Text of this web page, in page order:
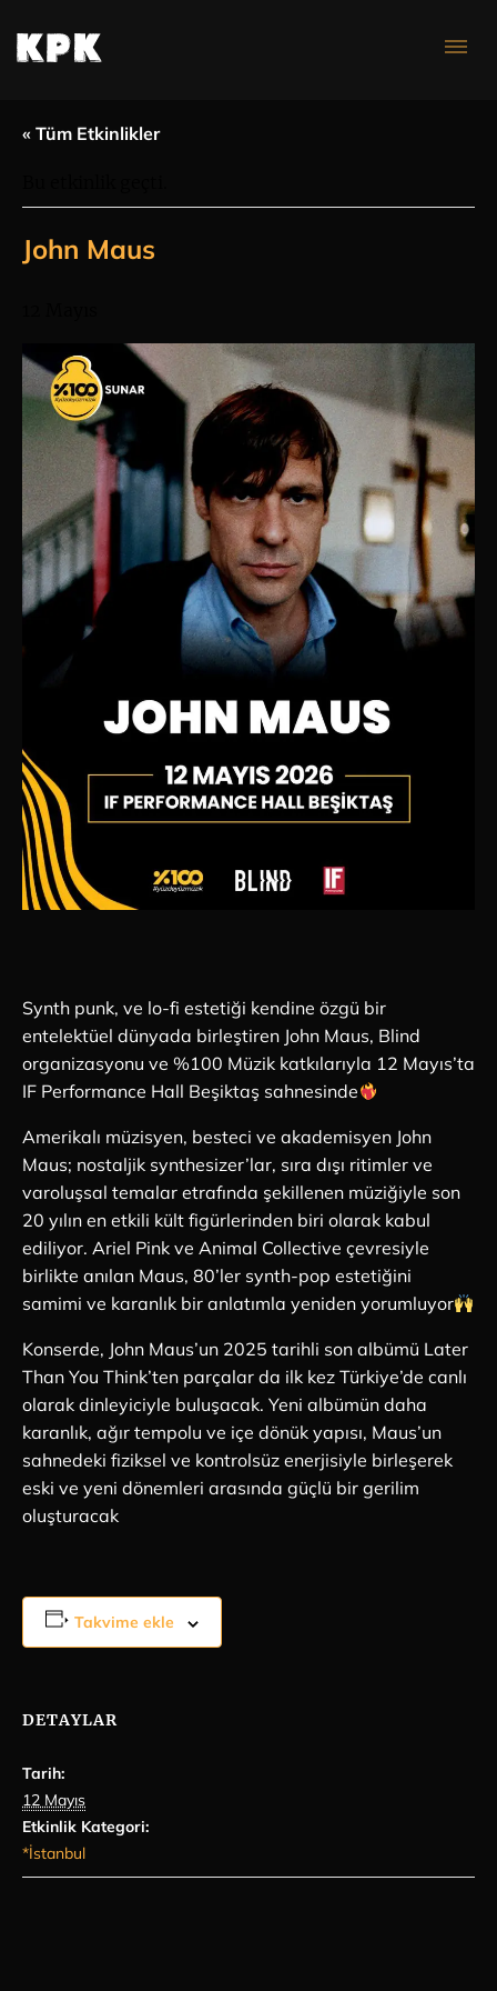
« Tüm Etkinlikler
John Maus
Synth punk, ve lo-fi estetiği kendine özgü bir
entelektüel dünyada birleştiren John Maus, Blind
organizasyonu ve %100 Müzik katkılarıyla 12 Mayıs’ta
IF Performance Hall Beşiktaş sahnesinde
Amerikalı müzisyen, besteci ve akademisyen John
Maus; nostaljik synthesizer’lar, sıra dışı ritimler ve
varoluşsal temalar etrafında şekillenen müziğiyle son
20 yılın en etkili kült figürlerinden biri olarak kabul
ediliyor. Ariel Pink ve Animal Collective çevresiyle
birlikte anılan Maus, 80’ler synth-pop estetiğini
samimi ve karanlık bir anlatımla yeniden yorumluyor
Konserde, John Maus’un 2025 tarihli son albümü Later
Than You Think’ten parçalar da ilk kez Türkiye’de canlı
olarak dinleyiciyle buluşacak. Yeni albümün daha
karanlık, ağır tempolu ve içe dönük yapısı, Maus’un
sahnedeki fiziksel ve kontrolsüz enerjisiyle birleşerek
eski ve yeni dönemleri arasında güçlü bir gerilim
oluşturacak
Takvime ekle
DETAYLAR
Tarih:
12 Mayıs
Etkinlik Kategori:
*İstanbul